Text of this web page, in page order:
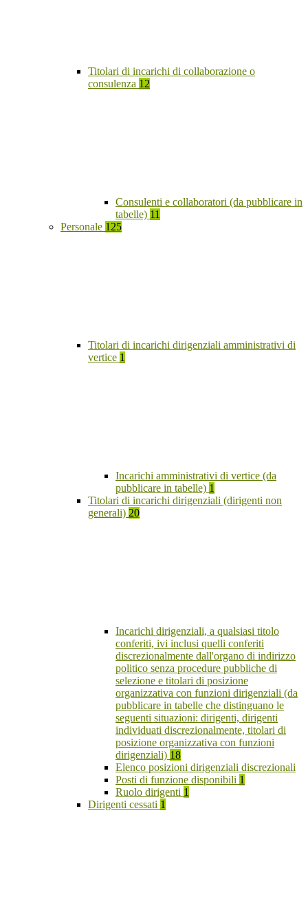
Titolari di incarichi di collaborazione o
consulenza 12
Consulenti e collaboratori (da pubblicare in
tabelle) 11
Personale 125
Titolari di incarichi dirigenziali amministrativi di
vertice 1
Incarichi amministrativi di vertice (da
pubblicare in tabelle) 1
Titolari di incarichi dirigenziali (dirigenti non
generali) 20
Incarichi dirigenziali, a qualsiasi titolo
conferiti, ivi inclusi quelli conferiti
discrezionalmente dall'organo di indirizzo
politico senza procedure pubbliche di
selezione e titolari di posizione
organizzativa con funzioni dirigenziali (da
pubblicare in tabelle che distinguano le
seguenti situazioni: dirigenti, dirigenti
individuati discrezionalmente, titolari di
posizione organizzativa con funzioni
dirigenziali) 18
Elenco posizioni dirigenziali discrezionali
Posti di funzione disponibili 1
Ruolo dirigenti 1
Dirigenti cessati 1